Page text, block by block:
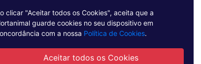
Seguro
clicar "Aceitar todos os Cookies", aceita que a
guarde cookies no seu dispositivo em
com a nossa Política de Cookies.
Aceitar todos os Cookies